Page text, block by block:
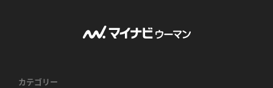
カテゴリー